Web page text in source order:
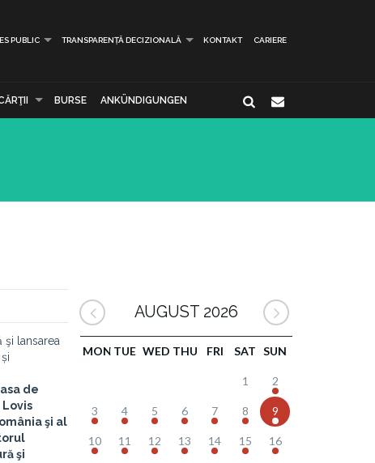
PUBLIC TRANSPARENȚĂ DECIZIONALĂ KONTAKT CARIERE
BURSE ANKÜNDIGUNGEN
şi lansarea
și
de
şi al
şi
AUGUST 2026
MON TUE WED THU FRI SAT SUN
1 2
3 4 5 6 7 8 9
10 11 12 13 14 15 16